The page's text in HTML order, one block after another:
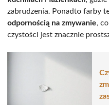
zabrudzenia. Ponadto farby
odpornością na zmywanie,
czystości jest znacznie